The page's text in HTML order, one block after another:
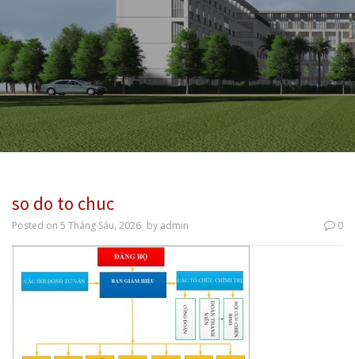
so do to chuc
Posted on 5 Tháng Sáu, 2026 by admin 0